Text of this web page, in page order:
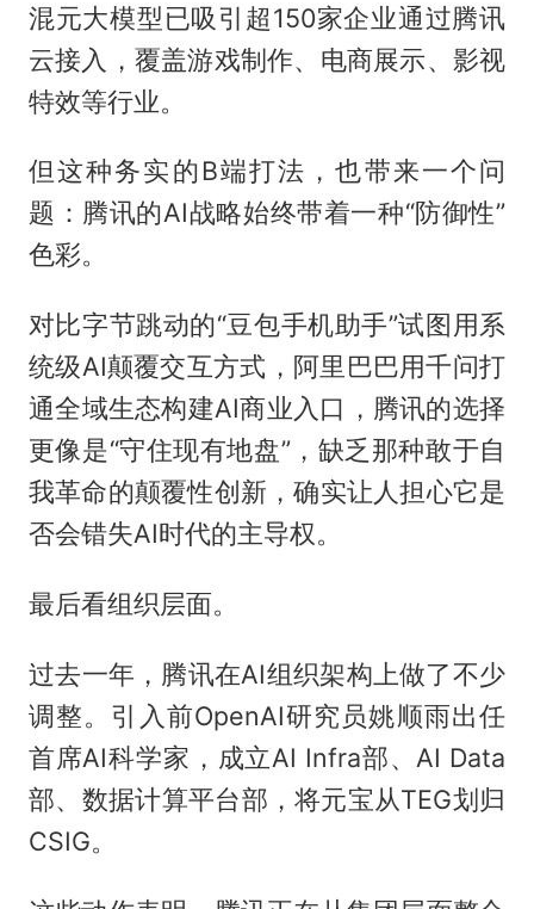
混元大模型已吸引超150家企业通过腾讯
云接入，覆盖游戏制作、电商展示、影视
特效等行业。
但这种务实的B端打法，也带来一个问
题：腾讯的AI战略始终带着一种“防御性”
色彩。
对比字节跳动的“豆包手机助手”试图用系
统级AI颠覆交互方式，阿里巴巴用千问打
通全域生态构建AI商业入口，腾讯的选择
更像是“守住现有地盘”，缺乏那种敢于自
我革命的颠覆性创新，确实让人担心它是
否会错失AI时代的主导权。
最后看组织层面。
过去一年，腾讯在AI组织架构上做了不少
调整。引入前OpenAI研究员姚顺雨出任
首席AI科学家，成立AI Infra部、AI Data
部、数据计算平台部，将元宝从TEG划归
CSIG。